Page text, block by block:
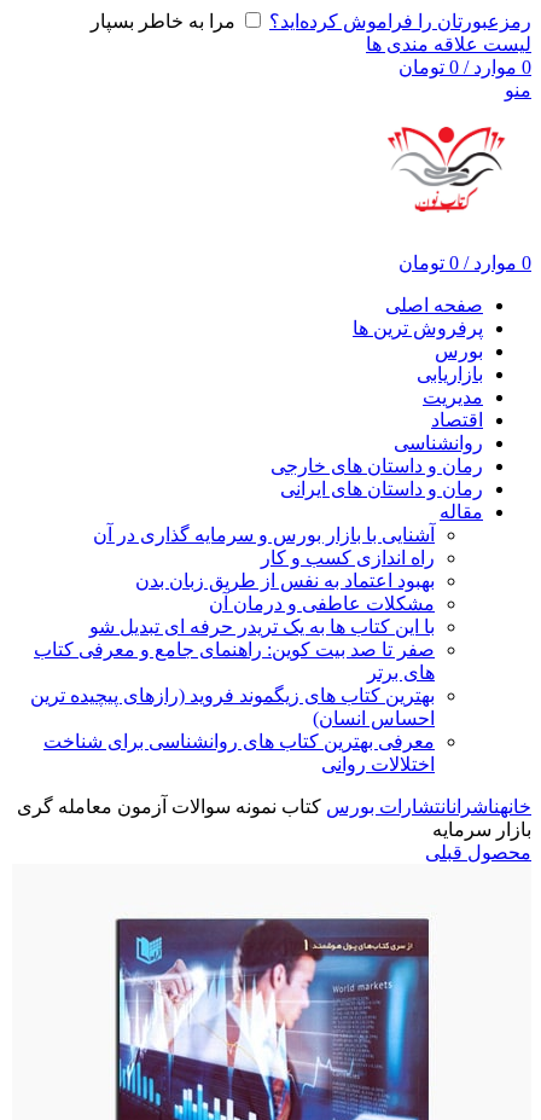
رمزعبورتان را فراموش کرده‌اید؟
مرا به خاطر بسپار
لیست علاقه مندی ها
0 موارد /
0 تومان
منو
0 موارد /
0 تومان
صفحه اصلی
پرفروش ترین ها
بورس
بازاریابی
مدیریت
اقتصاد
روانشناسی
رمان و داستان های خارجی
رمان و داستان های ایرانی
مقاله
آشنایی با بازار بورس و سرمایه گذاری در آن
راه اندازی کسب و کار
بهبود اعتماد به نفس از طریق زبان بدن
مشکلات عاطفی و درمان آن
با این کتاب ها به یک تریدر حرفه ای تبدیل شو
صفر تا صد بیت کوین: راهنمای جامع و معرفی کتاب
های برتر
بهترین کتاب های زیگموند فروید (رازهای پیچیده ترین
احساس انسان)
معرفی بهترین کتاب های روانشناسی برای شناخت
اختلالات روانی
خانهناشرانانتشارات بورس کتاب نمونه سوالات آزمون معامله گری
بازار سرمایه
محصول قبلی